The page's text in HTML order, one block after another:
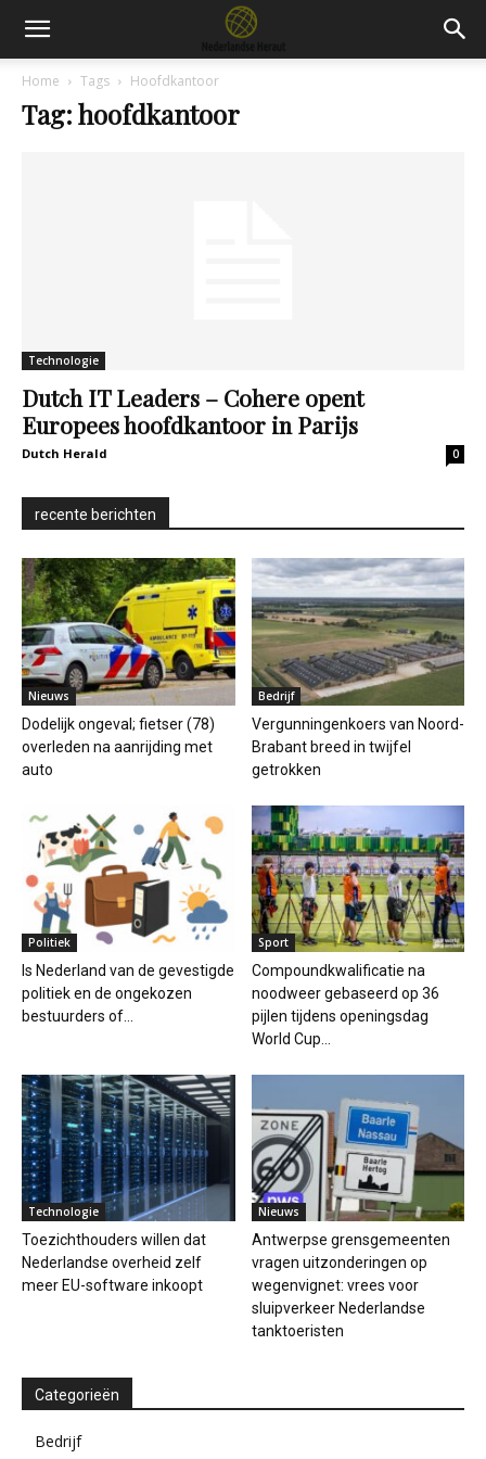
Home Tags Hoofdkantoor
Tag: hoofdkantoor
Technologie
Dutch IT Leaders – Cohere opent
Europees hoofdkantoor in Parijs
Dutch Herald 0
recente berichten
Nieuws
Dodelijk ongeval; fietser (78)
overleden na aanrijding met
auto
Bedrijf
Vergunningenkoers van Noord-
Brabant breed in twijfel
getrokken
Politiek
Is Nederland van de gevestigde
politiek en de ongekozen
bestuurders of...
Sport
Compoundkwalificatie na
noodweer gebaseerd op 36
pijlen tijdens openingsdag
World Cup...
Technologie
Toezichthouders willen dat
Nederlandse overheid zelf
meer EU-software inkoopt
Nieuws
Antwerpse grensgemeenten
vragen uitzonderingen op
wegenvignet: vrees voor
sluipverkeer Nederlandse
tanktoeristen
Categorieën
Bedrijf